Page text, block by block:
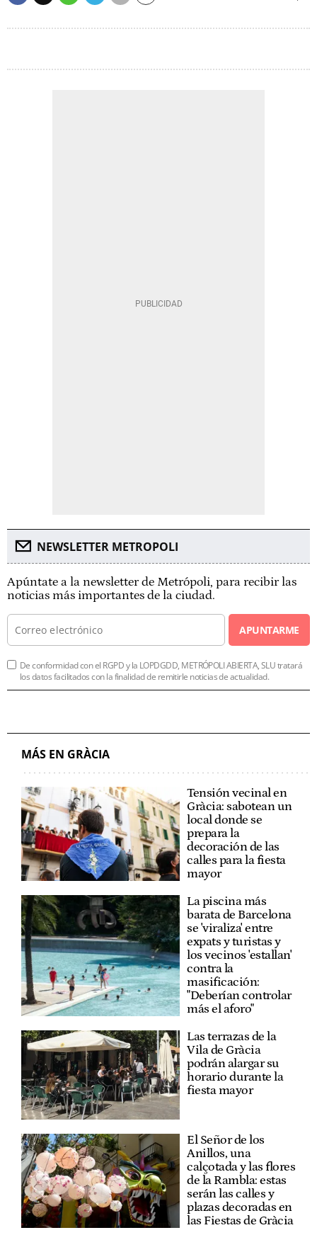
NEWSLETTER METROPOLI
Apúntate a la newsletter de Metrópoli, para recibir las
noticias más importantes de la ciudad.
APUNTARME
De conformidad con el RGPD y la LOPDGDD, METRÓPOLI ABIERTA, SLU tratará
los datos facilitados con la finalidad de remitirle noticias de actualidad.
MÁS EN GRÀCIA
Tensión vecinal en
Gràcia: sabotean un
local donde se
prepara la
decoración de las
calles para la fiesta
mayor
La piscina más
barata de Barcelona
se 'viraliza' entre
expats y turistas y
los vecinos 'estallan'
contra la
masificación:
"Deberían controlar
más el aforo"
Las terrazas de la
Vila de Gràcia
podrán alargar su
horario durante la
fiesta mayor
El Señor de los
Anillos, una
calçotada y las flores
de la Rambla: estas
serán las calles y
plazas decoradas en
las Fiestas de Gràcia